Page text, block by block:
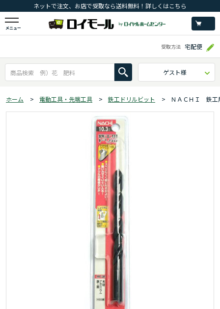
ネットで注文、お店で受取なら送料無料！詳しくはこちら
メニュー
受取方法 宅配便
ゲスト様
ホーム > 電動工具・先端工具 > 鉄工ドリルビット > ＮＡＣＨＩ 鉄